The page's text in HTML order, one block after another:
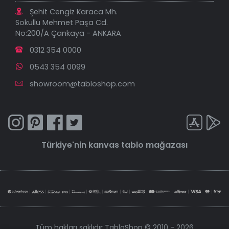
Şehit Cengiz Karaca Mh.
Sokullu Mehmet Paşa Cd.
No:200/A Çankaya - ANKARA
0312 354 0000
0543 354 0099
showroom@tabloshop.com
Türkiye'nin kanvas tablo mağazası